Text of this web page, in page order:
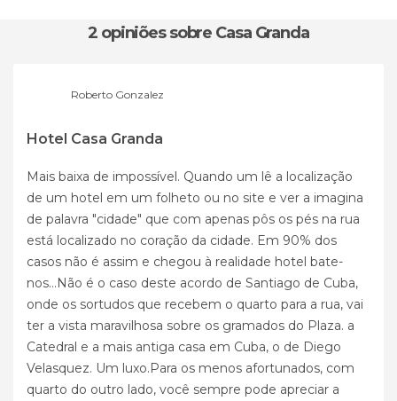
2 opiniõessobre Casa Granda
Roberto Gonzalez
Hotel Casa Granda
Mais baixa de impossível. Quando um lê a localização
de um hotel em um folheto ou no site e ver a imagina
de palavra "cidade" que com apenas pôs os pés na rua
está localizado no coração da cidade. Em 90% dos
casos não é assim e chegou à realidade hotel bate-
nos...Não é o caso deste acordo de Santiago de Cuba,
onde os sortudos que recebem o quarto para a rua, vai
ter a vista maravilhosa sobre os gramados do Plaza. a
Catedral e a mais antiga casa em Cuba, o de Diego
Velasquez. Um luxo.Para os menos afortunados, com
quarto do outro lado, você sempre pode apreciar a